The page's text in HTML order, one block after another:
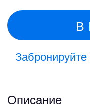
and
El
Medano
(per
day)
В
Забронируйте
Описание